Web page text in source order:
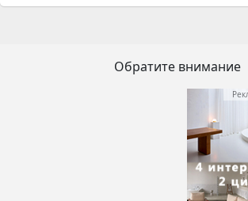
Обратите внимание